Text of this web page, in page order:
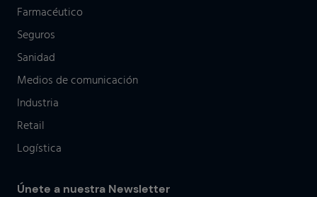
Farmacéutico
Seguros
Sanidad
Medios de comunicación
Industria
Retail
Logística
Únete a nuestra Newsletter